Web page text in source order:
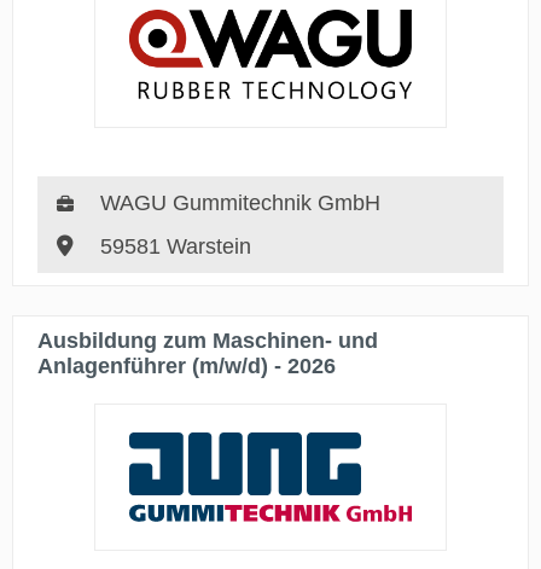
WAGU Gummitechnik GmbH
59581 Warstein
Ausbildung zum Maschinen- und
Anlagenführer (m/w/d) - 2026